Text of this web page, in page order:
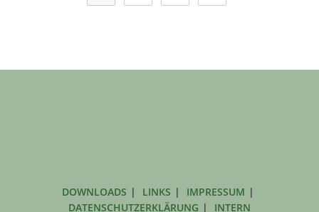
DOWNLOADS LINKS
IMPRESSUM
DATENSCHUTZERKLÄRUNG
INTERN